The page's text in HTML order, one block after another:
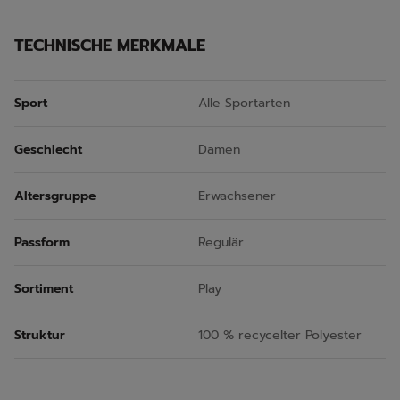
TECHNISCHE MERKMALE
Sport Alle Sportarten
Geschlecht Damen
Altersgruppe Erwachsener
Passform Regulär
Sortiment Play
Struktur 100 % recycelter Polyester